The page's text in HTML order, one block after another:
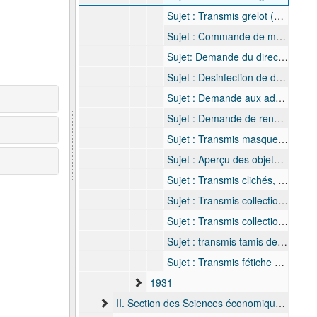
Sujet : Transmis grelot (Don dr. Bourguignon), 20 septembre 1930
Sujet : Commande de matériaux, 1 août 1930 - 25 septembre 1930
Sujet: Demande du directeur pour faire parvenir mensuellement le relevé des collections reçues, 10 octobre 1930
Sujet : Desinfection de deux masque en possessions des Soeurs de l'Union au Sacré-Coeur à Hoegaarden, 26 août 1930 - 18 octobre 1930
Sujet : Demande aux administrateurs territoriaux de Lumuna et Lokandu pour envoyer des masques et figurines d'ivoire utilisés dans les sociétés secrètes, 18 octobre 1930
Sujet : Demande de renseignements sur un masque par A. Smeyers, 29 septembre 1930
Sujet : Transmis masque Kioko (don A. Gohr), 23 octobre 1930 - 28 octobre 1930
Sujet : Aperçu des objets reçus, 29 octobre 1930
Sujet : Transmis clichés, 3 décembre 1930
Sujet : Transmis collection Musées Royaux d'art et d'Histoire, 16 décembre 1930
Sujet : Transmis collections ethnographiques (masques) Requier, 19 décembre 1930
Sujet : transmis tamis de la région de Buta ( Don Hutsebaut, 19 décembre 1930
Sujet : Transmis fétiche à clous provenant de Banane (Don Hennequin), 29 décembre 1930
1931
II. Section des Sciences économiques et le Laboratoire de chimie, et ultérieurement de la section d’Économie, 1910-1931